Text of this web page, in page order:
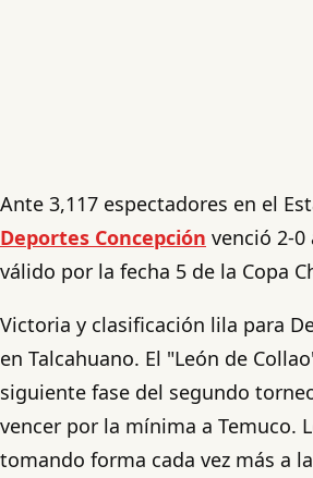
Ante 3,117 espectadores en el
Deportes Concepción venció 2-0
válido por la fecha 5 de la Copa
Victoria y clasificación lila para
en Talcahuano. El "León de
siguiente fase del segundo
vencer por la mínima a Temuco.
tomando forma cada vez más a